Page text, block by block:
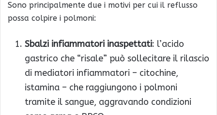
Sono principalmente due i motivi per cui il reflusso
possa colpire i polmoni:
Sbalzi infiammatori inaspettati: l’acido
gastrico che “risale” può sollecitare il rilascio
di mediatori infiammatori – citochine,
istamina – che raggiungono i polmoni
tramite il sangue, aggravando condizioni